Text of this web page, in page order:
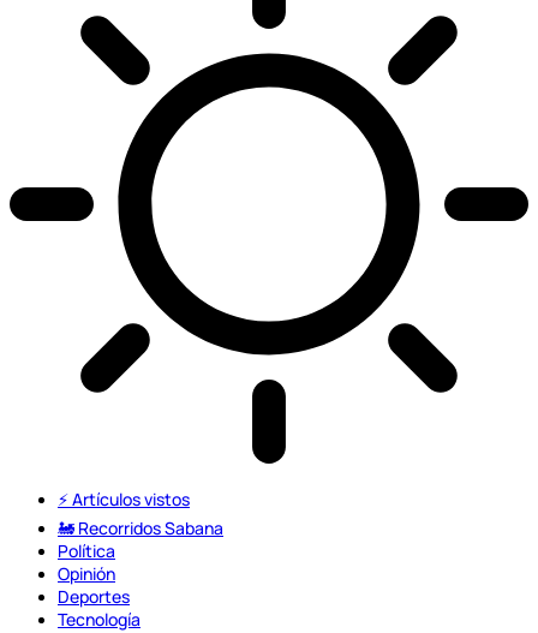
⚡️ Artículos vistos
🚂 Recorridos Sabana
Política
Opinión
Deportes
Tecnología